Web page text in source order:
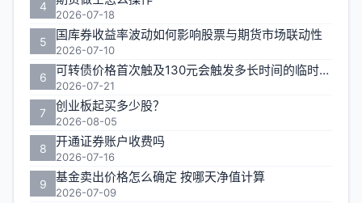
4
2026-07-18
5 国库券收益率波动如何影响股票与期货市场联动性
2026-07-10
6 可转债价格首次触及130元会触发多长时间的临时停牌
2026-07-21
7 创业板起买多少股？
2026-08-05
8 开通证券账户收费吗
2026-07-16
9 基金卖出价格怎么确定 按哪天净值计算
2026-07-09